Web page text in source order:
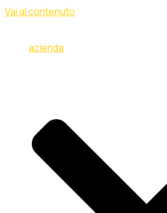
Vai al contenuto
azienda